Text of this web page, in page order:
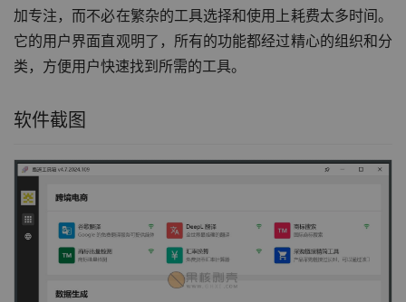
加专注，而不必在繁杂的工具选择和使用上耗费太多时间。
它的用户界面直观明了，所有的功能都经过精心的组织和分
类，方便用户快速找到所需的工具。
软件截图